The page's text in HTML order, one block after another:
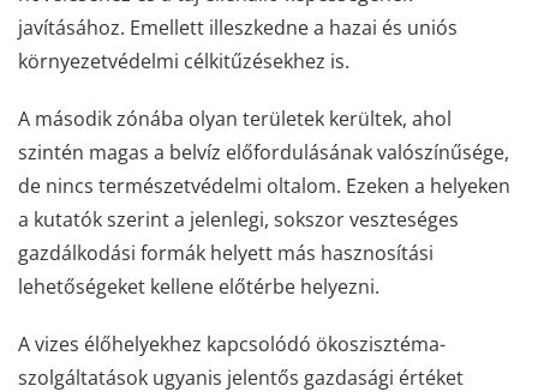
javításához. Emellett illeszkedne a hazai és uniós
környezetvédelmi célkitűzésekhez is.
A második zónába olyan területek kerültek, ahol
szintén magas a belvíz előfordulásának valószínűsége,
de nincs természetvédelmi oltalom. Ezeken a helyeken
a kutatók szerint a jelenlegi, sokszor veszteséges
gazdálkodási formák helyett más hasznosítási
lehetőségeket kellene előtérbe helyezni.
A vizes élőhelyekhez kapcsolódó ökoszisztéma-
szolgáltatások ugyanis jelentős gazdasági értéket